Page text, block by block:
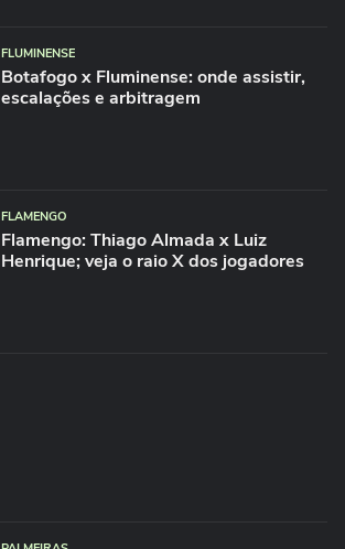
FLUMINENSE
Botafogo x Fluminense: onde assistir,
escalações e arbitragem
FLAMENGO
Flamengo: Thiago Almada x Luiz
Henrique; veja o raio X dos jogadores